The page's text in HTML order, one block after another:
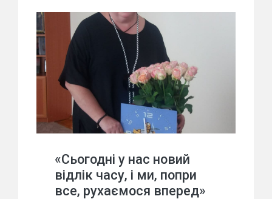
«Сьогодні у нас новий
відлік часу, і ми, попри
все, рухаємося вперед»